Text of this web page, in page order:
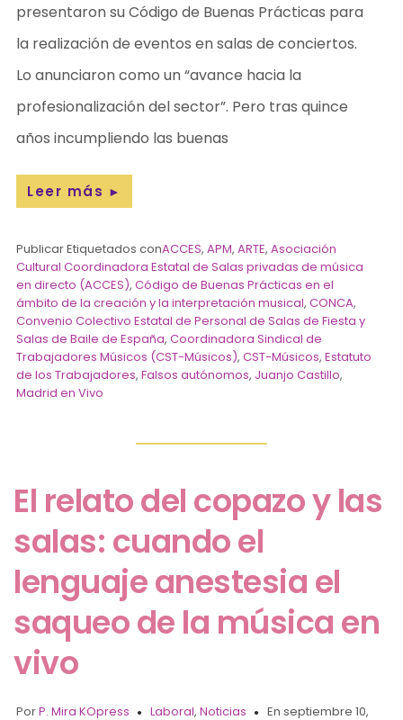
presentaron su Código de Buenas Prácticas para
la realización de eventos en salas de conciertos.
Lo anunciaron como un “avance hacia la
profesionalización del sector”. Pero tras quince
años incumpliendo las buenas
Leer más ►
Publicar Etiquetados conACCES,APM,ARTE,Asociación
Cultural Coordinadora Estatal de Salas privadas de música
en directo (ACCES),Código de Buenas Prácticas en el
ámbito de la creación y la interpretación musical,CONCA,
Convenio Colectivo Estatal de Personal de Salas de Fiesta y
Salas de Baile de España,Coordinadora Sindical de
Trabajadores Músicos (CST-Músicos),CST-Músicos,Estatuto
de los Trabajadores,Falsos autónomos, Juanjo Castillo,
Madrid en Vivo
El relato del copazo y las
salas: cuando el
lenguaje anestesia el
saqueo de la música en
vivo
PorP. Mira KOpress Laboral,Noticias En septiembre 10,